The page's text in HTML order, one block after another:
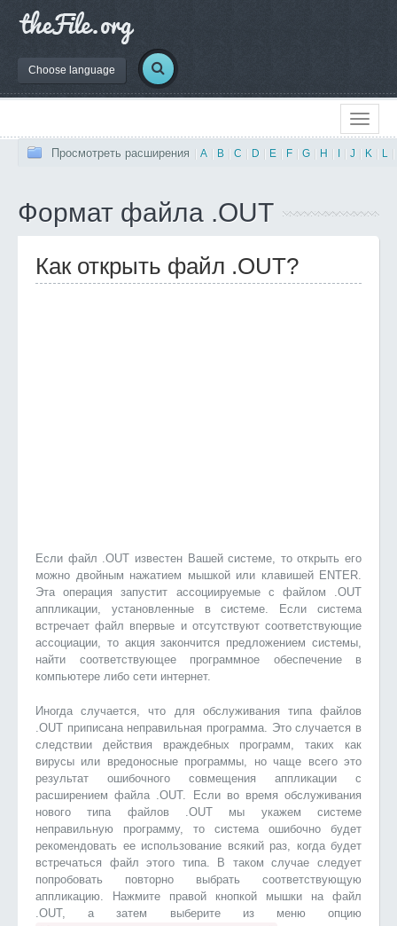
Choose language
Просмотреть расширения A B C D E F G H J K L
Формат файла .OUT
Как открыть файл .OUT?
Если файл .OUT известен Вашей системе, то открыть его
можно двойным нажатием мышкой или клавишей ENTER.
Эта операция запустит ассоциируемые с файлом .OUT
аппликации, установленные в системе. Если система
встречает файл впервые и отсутствуют соответствующие
ассоциации, то акция закончится предложением системы,
найти соответствующее программное обеспечение в
компьютере либо сети интернет.
Иногда случается, что для обслуживания типа файлов
.OUT приписана неправильная программа. Это случается в
следствии действия враждебных программ, таких как
вирусы или вредоносные программы, но чаще всего это
результат ошибочного совмещения аппликации с
расширением файла .OUT. Если во время обслуживания
нового типа файлов .OUT мы укажем системе
неправильную программу, то система ошибочно будет
рекомендовать ее использование всякий раз, когда будет
встречаться файл этого типа. В таком случае следует
попробовать повторно выбрать соответствующую
аппликацию. Нажмите правой кнопкой мышки на файл
.OUT, а затем выберите из меню опцию